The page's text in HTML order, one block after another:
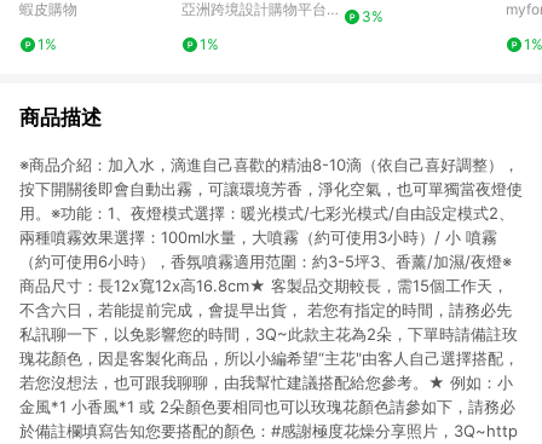
雲霧香薰機 智能香薰機
智能香氛機 香氛機 擴
蝦皮購物
1%
禮推薦 香氛機
亞洲跨境設計購物平台
1%
3%
林綠
1%
商品描述
※商品介紹：加入水，滴進自己喜歡的精油8-10滴（依自己喜好調整），
按下開關後即會自動出霧，可讓環境芳香，淨化空氣，也可單獨當夜燈使
用。※功能：1、夜燈模式選擇：暖光模式/七彩光模式/自由設定模式2、
兩種噴霧效果選擇：100ml水量，大噴霧（約可使用3小時）/ 小 噴霧
（約可使用6小時），香氛噴霧適用范圍：約3-5坪3、香薰/加濕/夜燈※
商品尺寸：長12x寬12x高16.8cm★ 客製品交期較長，需15個工作天，
不含六日，若能提前完成，會提早出貨， 若您有指定的時間，請務必先
私訊聊一下，以免影響您的時間，3Q~此款主花為2朵，下單時請備註玫
瑰花顏色，因是客製化商品，所以小編希望“主花"由客人自己選擇搭配，
若您沒想法，也可跟我聊聊，由我幫忙建議搭配給您參考。★ 例如：小
金風*1 小香風*1 或 2朵顏色要相同也可以玫瑰花顏色請參如下，請務必
於備註欄填寫告知您要搭配的顏色：#感謝極度花燥分享照片，3Q~http